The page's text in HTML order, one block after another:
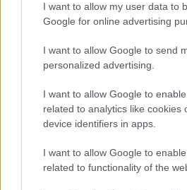
I want to allow my user data to
Google for online advertising
I want to allow Google to send
personalized advertising.
I want to allow Google to
related to analytics like cookies
device identifiers in apps.
I want to allow Google to
related to functionality of the
Hírlevél
Adja meg keresztnevét:
meg e-mail címét:
Megismertem és elfogadom a
Nem szeretne lemaradni semmiről? Csak